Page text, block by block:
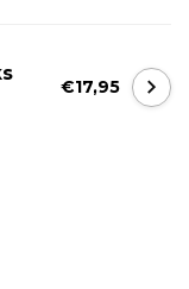
€17,95